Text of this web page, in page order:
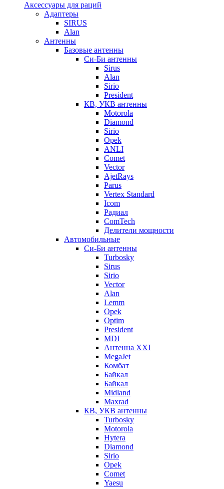
Аксессуары для раций
Адаптеры
SIRUS
Alan
Антенны
Базовые антенны
Си-Би антенны
Sirus
Alan
Sirio
President
КВ, УКВ антенны
Motorola
Diamond
Sirio
Opek
ANLI
Comet
Vector
AjetRays
Parus
Vertex Standard
Icom
Радиал
ComTech
Делители мощности
Автомобильные
Си-Би антенны
Turbosky
Sirus
Sirio
Vector
Alan
Lemm
Opek
Optim
President
MDI
Антенна XXI
MegaJet
Комбат
Байкал
Байкал
Midland
Maxrad
КВ, УКВ антенны
Turbosky
Motorola
Hytera
Diamond
Sirio
Opek
Comet
Yaesu